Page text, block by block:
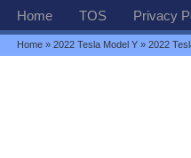
Home TOS Privacy
Home »2022 Tesla Model Y » 2022